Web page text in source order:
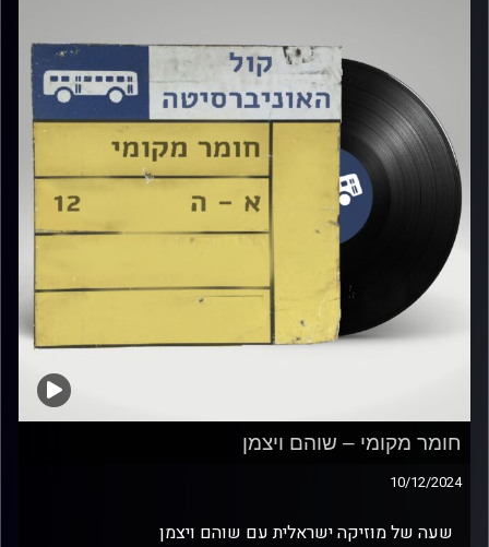
חומר מקומי – שוהם ויצמן
10/12/2024
שעה של מוזיקה ישראלית עם שוהם ויצמן